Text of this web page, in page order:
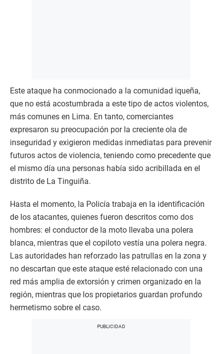
Este ataque ha conmocionado a la comunidad iqueña,
que no está acostumbrada a este tipo de actos violentos,
más comunes en Lima. En tanto, comerciantes
expresaron su preocupación por la creciente ola de
inseguridad y exigieron medidas inmediatas para prevenir
futuros actos de violencia, teniendo como precedente que
el mismo día una personas había sido acribillada en el
distrito de La Tinguiña.
Hasta el momento, la Policía trabaja en la identificación
de los atacantes, quienes fueron descritos como dos
hombres: el conductor de la moto llevaba una polera
blanca, mientras que el copiloto vestía una polera negra.
Las autoridades han reforzado las patrullas en la zona y
no descartan que este ataque esté relacionado con una
red más amplia de extorsión y crimen organizado en la
región, mientras que los propietarios guardan profundo
hermetismo sobre el caso.